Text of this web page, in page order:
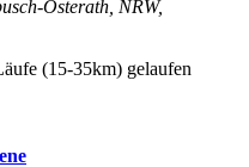
Osterath, NRW,
(15-35km) gelaufen